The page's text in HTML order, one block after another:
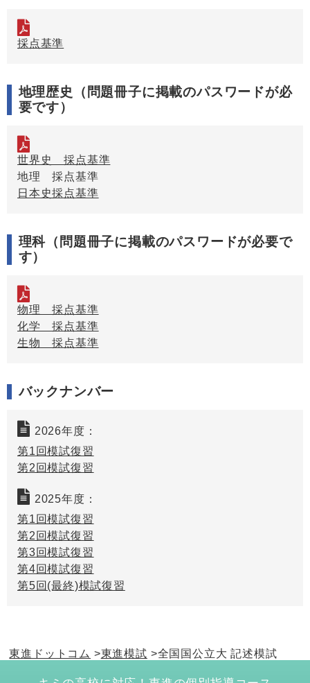
採点基準
地理歴史（問題冊子に掲載のパスワードが必
要です）
世界史 採点基準
地理 採点基準
日本史採点基準
理科（問題冊子に掲載のパスワードが必要で
す）
物理 採点基準
化学 採点基準
生物 採点基準
バックナンバー
2026年度：
第1回模試復習
第2回模試復習
2025年度：
第1回模試復習
第2回模試復習
第3回模試復習
第4回模試復習
第5回(最終)模試復習
東進ドットコム 東進模試 全国国公立大 記述模試